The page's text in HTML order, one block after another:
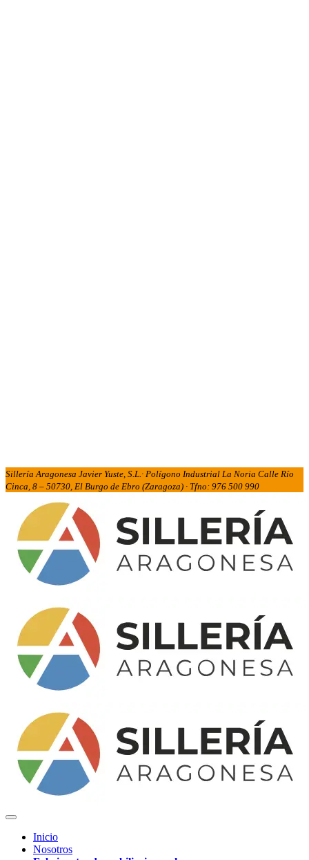
Sillería Aragonesa Javier Yuste, S.L.· Polígono Industrial La Noria Calle Río
Cinca, 8 – 50730, El Burgo de Ebro (Zaragoza) · Tfno: 976 500 990
Inicio
Nosotros